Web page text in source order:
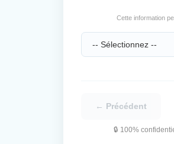
Cette information
← Précédent
🔒 100%